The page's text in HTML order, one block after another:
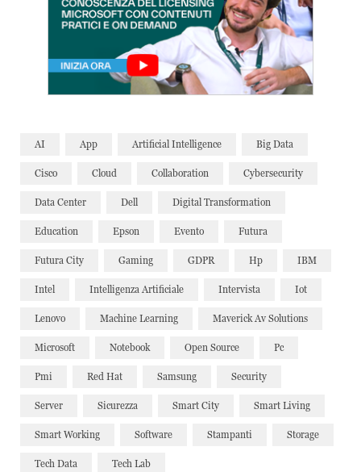
AI App Artificial Intelligence Big Data
Cisco Cloud Collaboration Cybersecurity
Data Center Dell Digital Transformation
Education Epson Evento Futura
Futura City Gaming GDPR Hp IBM
Intel Intelligenza Artificiale Intervista Iot
Lenovo Machine Learning Maverick Av Solutions
Microsoft Notebook Open Source Pc
Pmi Red Hat Samsung Security
Server Sicurezza Smart City Smart Living
Smart Working Software Stampanti Storage
Tech Data Tech Lab